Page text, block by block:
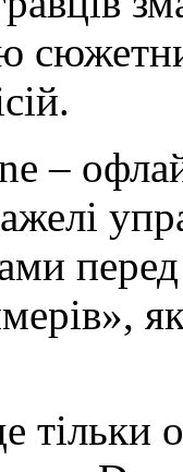
–
тільки